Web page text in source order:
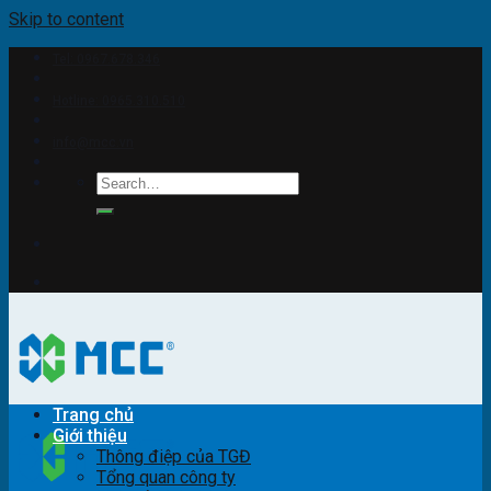
Skip to content
Trang chủ
Giới thiệu
Thông điệp của TGĐ
Tổng quan công ty